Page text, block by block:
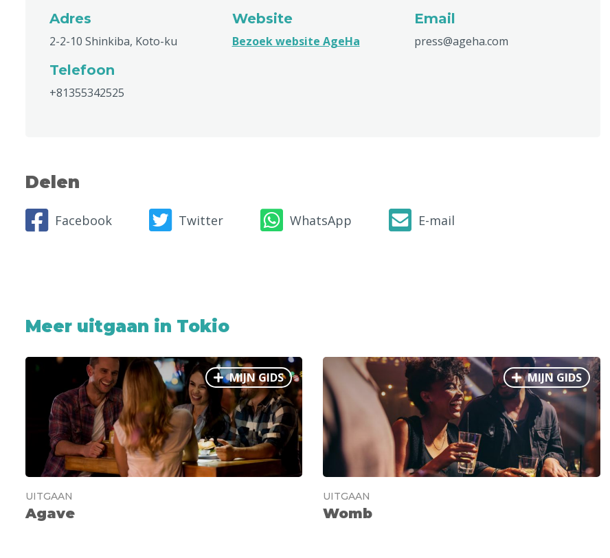
Adres
2-2-10 Shinkiba, Koto-ku
Website
Bezoek website AgeHa
Email
press@ageha.com
Telefoon
+81355342525
Delen
Facebook Twitter WhatsApp E-mail
Meer uitgaan in Tokio
MIJN GIDS
UITGAAN
Agave
MIJN GIDS
UITGAAN
Womb